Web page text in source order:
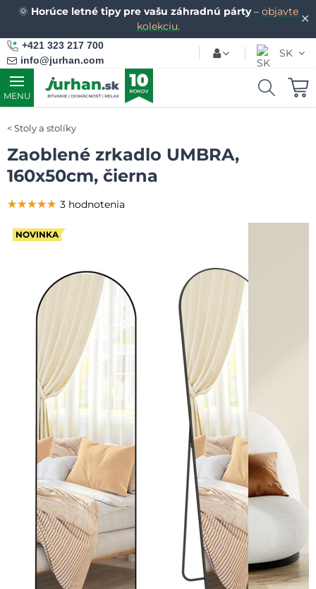
✕
🌞 Horúce letné tipy pre vašu záhradnú párty– objavte
kolekciu.
+421 323 217 700
info@jurhan.com
SK
MENU
Stoly a stolíky
Zaoblené zrkadlo UMBRA,
160x50cm, čierna
NOVINKA
★★★★★
★★★★★
★★★★★ 3 hodnotenia